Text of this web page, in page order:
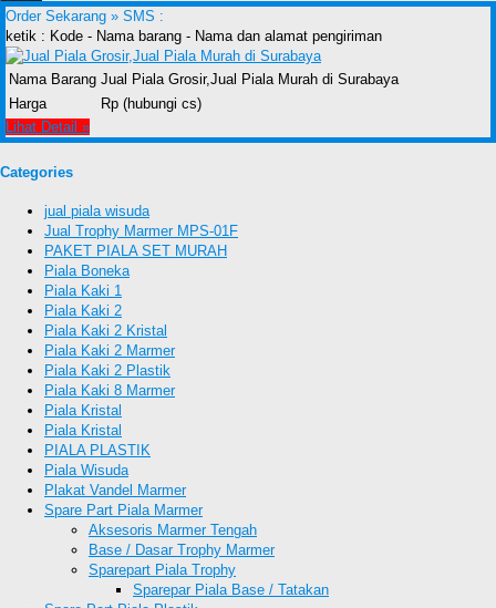
Order Sekarang » SMS :
ketik : Kode - Nama barang - Nama dan alamat pengiriman
Nama Barang Jual Piala Grosir,Jual Piala Murah di Surabaya
Harga
Rp (hubungi cs)
Lihat Detail »
Categories
jual piala wisuda
Jual Trophy Marmer MPS-01F
PAKET PIALA SET MURAH
Piala Boneka
Piala Kaki 1
Piala Kaki 2
Piala Kaki 2 Kristal
Piala Kaki 2 Marmer
Piala Kaki 2 Plastik
Piala Kaki 8 Marmer
Piala Kristal
Piala Kristal
PIALA PLASTIK
Piala Wisuda
Plakat Vandel Marmer
Spare Part Piala Marmer
Aksesoris Marmer Tengah
Base / Dasar Trophy Marmer
Sparepart Piala Trophy
Sparepar Piala Base / Tatakan